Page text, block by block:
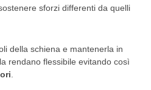
sforzi differenti da quelli
della schiena e mantenerla in
rendano flessibile evitando così